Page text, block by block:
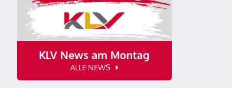
KLV News am Montag
ALLE NEWS